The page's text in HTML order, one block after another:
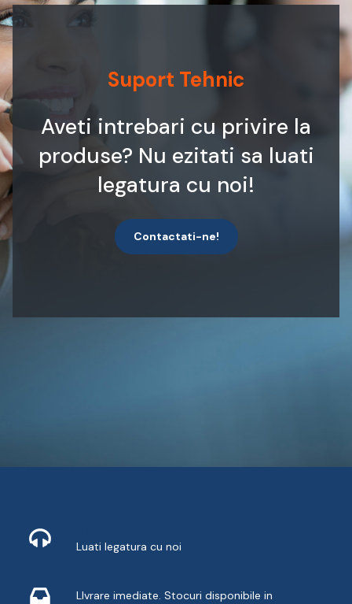
Suport Tehnic
Aveti intrebari cu privire la
produse? Nu ezitati sa luati
legatura cu noi!
Contactati-ne!
Luati legatura cu noi
LIvrare imediate. Stocuri disponibile in